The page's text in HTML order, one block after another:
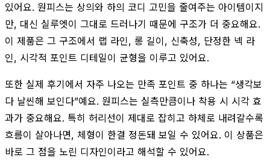
있어요. 원피스는 상의와 하의 코디 고민을 줄여주는 아이템이지
만, 대신 실루엣이 그대로 드러나기 때문에 구조가 더 중요해요.
이 제품은 그 구조에서 랩 라인, 롱 길이, 신축성, 단정한 넥 라
인, 시각적 포인트 디테일이 균형을 이루고 있어요.
또한 실제 후기에서 자주 나오는 만족 포인트 중 하나는 “생각보
다 날씬해 보인다”예요. 원피스는 실측만큼이나 착용 시 시각 효
과가 중요해요. 특히 허리선이 제대로 잡히고 하체로 내려갈수록
흐름이 살아나면, 체형이 한결 정돈돼 보일 수 있어요. 이 상품은
바로 그 점을 노린 디자인이라고 해석할 수 있어요.